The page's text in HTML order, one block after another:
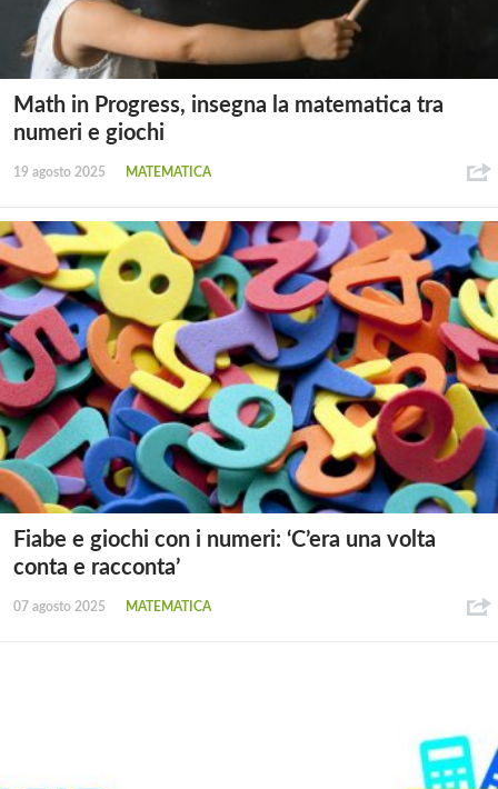
Math in Progress, insegna la matematica tra
numeri e giochi
19 agosto 2025 MATEMATICA
Fiabe e giochi con i numeri: ‘C’era una volta
conta e racconta’
07 agosto 2025 MATEMATICA